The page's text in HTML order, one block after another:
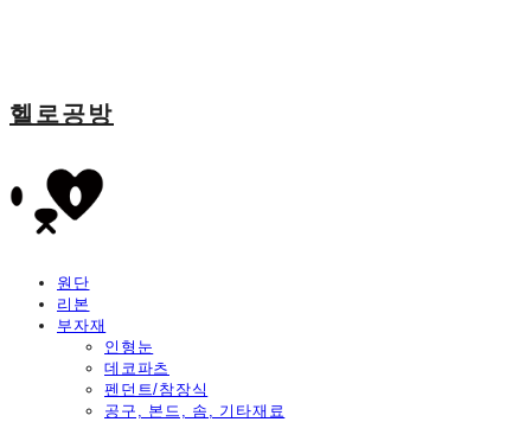
헬로공방
원단
리본
부자재
인형눈
데코파츠
펜던트/참장식
공구, 본드, 솜, 기타재료